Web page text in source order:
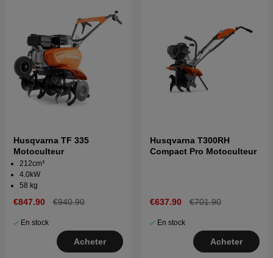
Husqvarna TF 335
Motoculteur
212cm³
4.0kW
58 kg
€847.90 €940.90
En stock
Acheter
Husqvarna T300RH
Compact Pro Motoculteur
€637.90 €701.90
En stock
Acheter